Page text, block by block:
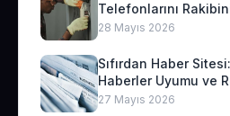
Telefonlarını
28 Mayıs 2026
Sıfırdan Haber
Haberler Uyumu ve
27 Mayıs 2026